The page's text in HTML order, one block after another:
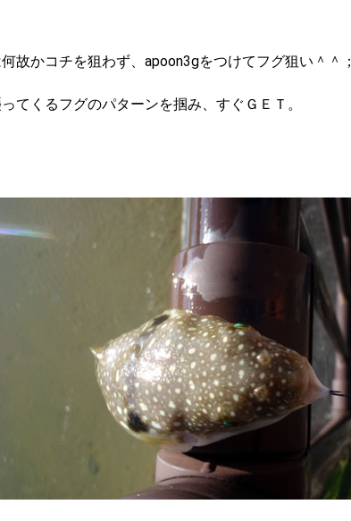
故かコチを狙わず、 apoon3gをつけてフグ狙い＾＾；
てくるフグのパターンを掴み、すぐＧＥＴ。